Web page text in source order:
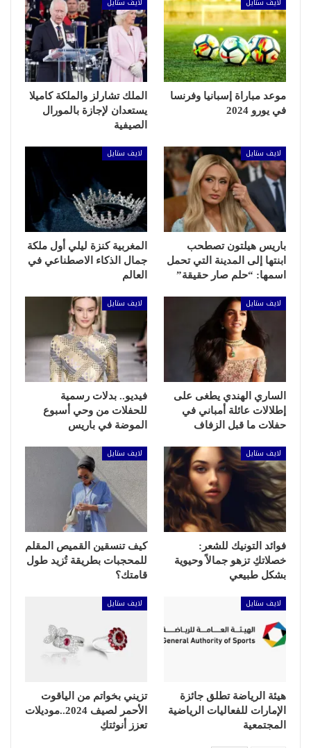
لايف ستايل
موعد مباراة إسبانيا وفرنسا
في يورو 2024
لايف ستايل
الملك تشارلز والملكة كاميلا
يستعدان لإجازة بالمورال
الصيفية
لايف ستايل
باريس هيلتون تصطحب
ابنتها إلى المدينة التي تحمل
اسمها: “حلم صار حقيقة”
لايف ستايل
المغربية كنزة ليلي أول ملكة
جمال الذكاء الاصطناعي في
العالم
لايف ستايل
الساري الهندي يطغى على
إطلالات عائلة أمباني في
حفلات ما قبل الزفاف
لايف ستايل
فيديو.. بدلات رسمية
للحفلات من وحي أسبوع
الموضة في باريس
لايف ستايل
فوائد التونيك للشعر:
خصلاتكِ تزهو جمالاً وحيوية
بشكل طبيعي
لايف ستايل
كيف تنسقين القميص المقلم
للمحجبات بطريقة تُزيد طول
قامتك؟
لايف ستايل
هيئة الرياضة تطلق جائزة
الإمارات للفعاليات الرياضية
المجتمعية
لايف ستايل
تزيني بخواتم من الياقوت
الأحمر لصيف 2024..موديلات
تعزز أنوثتكِ